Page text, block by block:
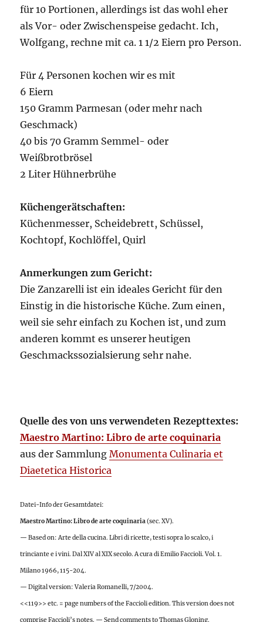
für 10 Portionen, allerdings ist das wohl eher
als Vor- oder Zwischenspeise gedacht. Ich,
Wolfgang, rechne mit ca. 1 1/2 Eiern pro Person.
Für 4 Personen kochen wir es mit
6 Eiern
150 Gramm Parmesan (oder mehr nach
Geschmack)
40 bis 70 Gramm Semmel- oder
Weißbrotbrösel
2 Liter Hühnerbrühe
Küchengerätschaften:
Küchenmesser, Scheidebrett, Schüssel,
Kochtopf, Kochlöffel, Quirl
Anmerkungen zum Gericht:
Die Zanzarelli ist ein ideales Gericht für den
Einstig in die historische Küche. Zum einen,
weil sie sehr einfach zu Kochen ist, und zum
anderen kommt es unserer heutigen
Geschmackssozialsierung sehr nahe.
Quelle des von uns verwendeten Rezepttextes:
Maestro Martino: Libro de arte coquinaria
aus der SammlungMonumenta Culinaria et
Diaetetica Historica
Datei-Info der Gesamtdatei:
Maestro Martino: Libro de arte coquinaria(sec. XV).
— Based on: Arte della cucina. Libri di ricette, testi sopra lo scalco, i
trinciante e i vini. Dal XIV al XIX secolo. A cura di Emilio Faccioli. Vol. 1.
Milano 1966, 115-204.
— Digital version: Valeria Romanelli, 7/2004.
<<119>> etc. = page numbers of the Faccioli edition. This version does not
comprise Faccioli’s notes. — Send comments to Thomas Gloning.